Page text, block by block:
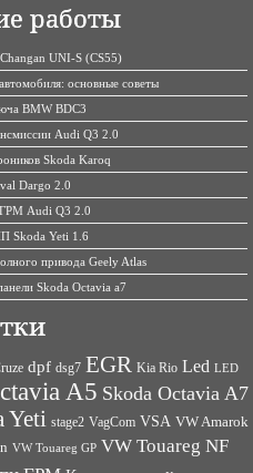
работы
UNI-S (CS55)
основные советы
BMW BDC3
Audi Q3 2.0
Skoda Karoq
Dargo 2.0
Audi Q3 2.0
Skoda Yeti 1.6
привода Geely Atlas
Skoda Octavia a7
dpf dsg7 EGR Kia Rio Led LED
A5 Skoda Octavia A7
Yeti stage2 VagCom VSA VW Amarok
VW Touareg GP VW Touareg NF